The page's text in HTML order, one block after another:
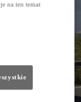
na ten temat